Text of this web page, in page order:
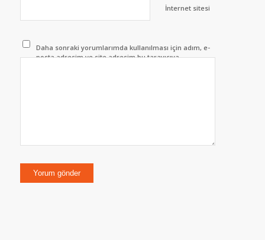
İnternet sitesi
Daha sonraki yorumlarımda kullanılması için adım, e-
posta adresim ve site adresim bu tarayıcıya